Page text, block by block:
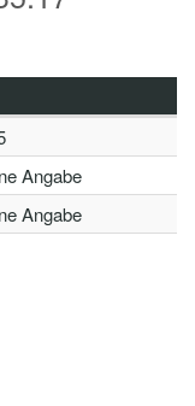
Angabe
Angabe